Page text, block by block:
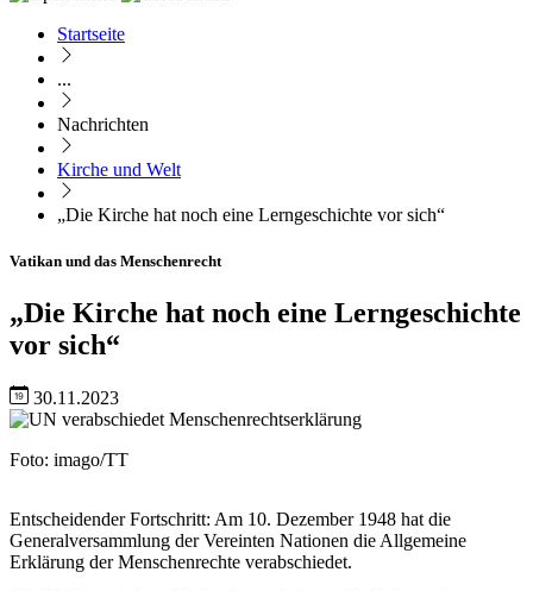
Pfadnavigation
Startseite
...
Nachrichten
Kirche und Welt
„Die Kirche hat noch eine Lerngeschichte vor sich“
Vatikan und das Menschenrecht
„Die Kirche hat noch eine Lerngeschichte
vor sich“
30.11.2023
Image
Nachweis
Foto: imago/TT
Caption
Entscheidender Fortschritt: Am 10. Dezember 1948 hat die
Generalversammlung der Vereinten Nationen die Allgemeine
Erklärung der Menschenrechte verabschiedet.